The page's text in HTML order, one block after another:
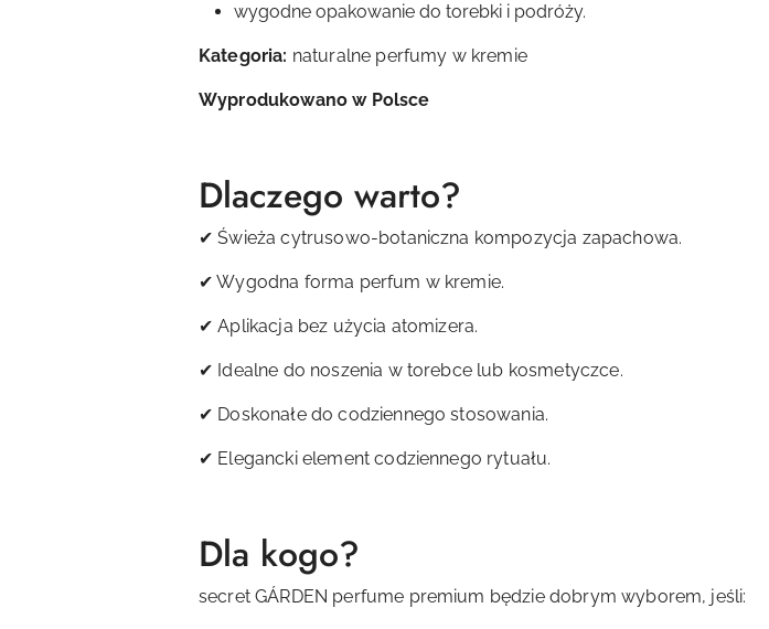
wygodne opakowanie do torebki i podróży.
Kategoria: naturalne perfumy w kremie
Wyprodukowano w Polsce
Dlaczego warto?
✔ Świeża cytrusowo-botaniczna kompozycja zapachowa.
✔ Wygodna forma perfum w kremie.
✔ Aplikacja bez użycia atomizera.
✔ Idealne do noszenia w torebce lub kosmetyczce.
✔ Doskonałe do codziennego stosowania.
✔ Elegancki element codziennego rytuału.
Dla kogo?
secret GÁRDEN perfume premium będzie dobrym wyborem, jeśli: